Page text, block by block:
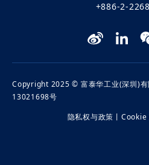
+886-2-
Copyright 2025 © 富泰华工业(深圳)有
13021698号
隐私权与政策 丨 Cookie